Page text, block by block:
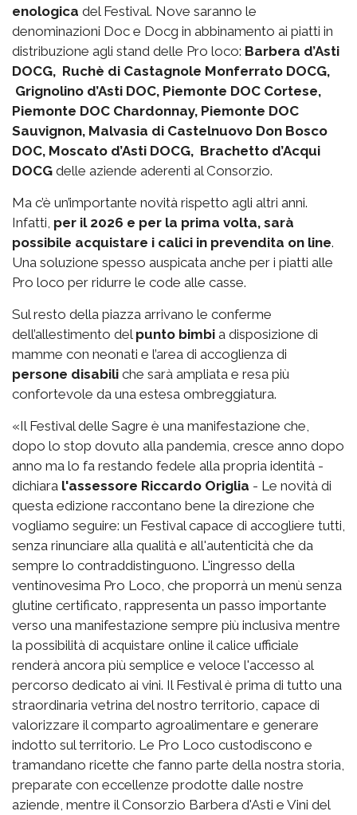
enologica del Festival. Nove saranno le
denominazioni Doc e Docg in abbinamento ai piatti in
distribuzione agli stand delle Pro loco: Barbera d’Asti
DOCG, Ruchè di Castagnole Monferrato DOCG,
Grignolino d’Asti DOC, Piemonte DOC Cortese,
Piemonte DOC Chardonnay, Piemonte DOC
Sauvignon, Malvasia di Castelnuovo Don Bosco
DOC, Moscato d’Asti DOCG, Brachetto d’Acqui
DOCG delle aziende aderenti al Consorzio.
Ma c’è un’importante novità rispetto agli altri anni.
Infatti, per il 2026 e per la prima volta, sarà
possibile acquistare i calici in prevendita on line.
Una soluzione spesso auspicata anche per i piatti alle
Pro loco per ridurre le code alle casse.
Sul resto della piazza arrivano le conferme
dell’allestimento del punto bimbi a disposizione di
mamme con neonati e l’area di accoglienza di
persone disabili che sarà ampliata e resa più
confortevole da una estesa ombreggiatura.
«Il Festival delle Sagre è una manifestazione che,
dopo lo stop dovuto alla pandemia, cresce anno dopo
anno ma lo fa restando fedele alla propria identità -
dichiara l'assessore Riccardo Origlia - Le novità di
questa edizione raccontano bene la direzione che
vogliamo seguire: un Festival capace di accogliere tutti,
senza rinunciare alla qualità e all'autenticità che da
sempre lo contraddistinguono. L'ingresso della
ventinovesima Pro Loco, che proporrà un menù senza
glutine certificato, rappresenta un passo importante
verso una manifestazione sempre più inclusiva mentre
la possibilità di acquistare online il calice ufficiale
renderà ancora più semplice e veloce l'accesso al
percorso dedicato ai vini. Il Festival è prima di tutto una
straordinaria vetrina del nostro territorio, capace di
valorizzare il comparto agroalimentare e generare
indotto sul territorio. Le Pro Loco custodiscono e
tramandano ricette che fanno parte della nostra storia,
preparate con eccellenze prodotte dalle nostre
aziende, mentre il Consorzio Barbera d'Asti e Vini del